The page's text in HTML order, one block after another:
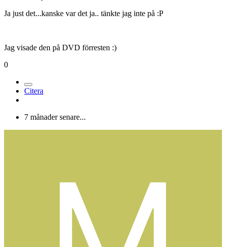
Ja just det...kanske var det ja.. tänkte jag inte på :P
Jag visade den på DVD förresten :)
0
Citera
7 månader senare...